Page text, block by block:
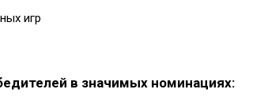
игр
в значимых номинациях: